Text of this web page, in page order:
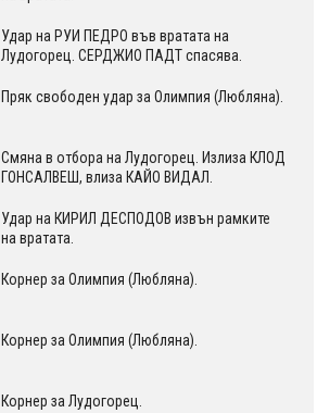
Удар на РУИ ПЕДРО във вратата на
Лудогорец. СЕРДЖИО ПАДТ спасява.
Пряк свободен удар за Олимпия (Любляна).
Смяна в отбора на Лудогорец. Излиза КЛОД
ГОНСАЛВЕШ, влиза КАЙО ВИДАЛ.
Удар на КИРИЛ ДЕСПОДОВ извън рамките
на вратата.
Корнер за Олимпия (Любляна).
Корнер за Олимпия (Любляна).
Корнер за Лудогорец.